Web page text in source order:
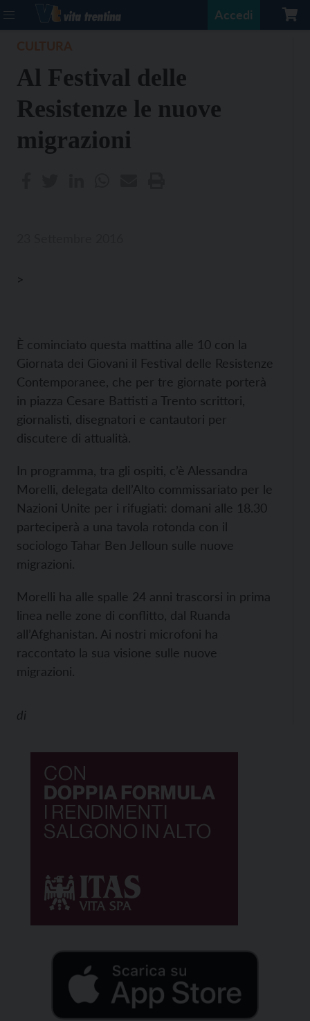
Accedi
Al Festival delle
Resistenze le nuove
migrazioni
>
È cominciato questa mattina alle 10 con la
Giornata dei Giovani il Festival delle Resistenze
Contemporanee, che per tre giornate porterà
in piazza Cesare Battisti a Trento scrittori,
giornalisti, disegnatori e cantautori per
discutere di attualità.
In programma, tra gli ospiti, c’è Alessandra
Morelli, delegata dell’Alto commissariato per le
Nazioni Unite per i rifugiati: domani alle 18.30
parteciperà a una tavola rotonda con il
sociologo Tahar Ben Jelloun sulle nuove
migrazioni.
Morelli ha alle spalle 24 anni trascorsi in prima
linea nelle zone di conflitto, dal Ruanda
all’Afghanistan. Ai nostri microfoni ha
raccontato la sua visione sulle nuove
migrazioni.
di